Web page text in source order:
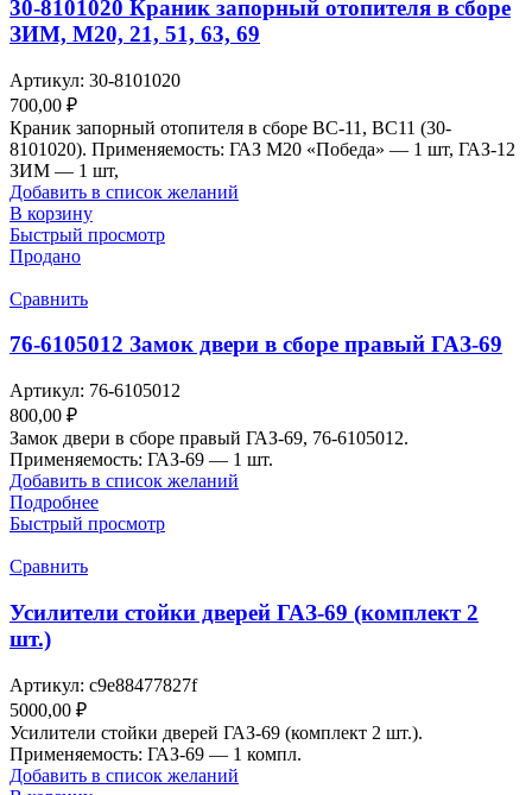
30-8101020 Краник запорный отопителя в сборе
ЗИМ, М20, 21, 51, 63, 69
Артикул: 30-8101020
700,00 ₽
Краник запорный отопителя в сборе ВС-11, ВС11 (30-
8101020). Применяемость: ГАЗ М20 «Победа» — 1 шт, ГАЗ-12
ЗИМ — 1 шт,
Добавить в список желаний
В корзину
Быстрый просмотр
Продано
Сравнить
76-6105012 Замок двери в сборе правый ГАЗ-69
Артикул: 76-6105012
800,00 ₽
Замок двери в сборе правый ГАЗ-69, 76-6105012.
Применяемость: ГАЗ-69 — 1 шт.
Добавить в список желаний
Подробнее
Быстрый просмотр
Сравнить
Усилители стойки дверей ГАЗ-69 (комплект 2
шт.)
Артикул: c9e88477827f
5000,00 ₽
Усилители стойки дверей ГАЗ-69 (комплект 2 шт.).
Применяемость: ГАЗ-69 — 1 компл.
Добавить в список желаний